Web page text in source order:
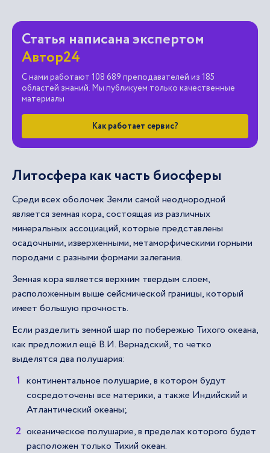
Статья написана экспертом
Автор24
С нами работают 108 689 преподавателей из 185
областей знаний. Мы публикуем только качественные
материалы
Как работает сервис?
Литосфера как часть биосферы
Среди всех оболочек Земли самой неоднородной
является земная кора, состоящая из различных
минеральных ассоциаций, которые представлены
осадочными, изверженными, метаморфическими горными
породами с разными формами залегания.
Земная кора является верхним твердым слоем,
расположенным выше сейсмической границы, который
имеет большую прочность.
Если разделить земной шар по побережью Тихого океана,
как предложил ещё В.И. Вернадский, то четко
выделятся два полушария:
континентальное полушарие, в котором будут
сосредоточены все материки, а также Индийский и
Атлантический океаны;
океаническое полушарие, в пределах которого будет
расположен только Тихий океан.